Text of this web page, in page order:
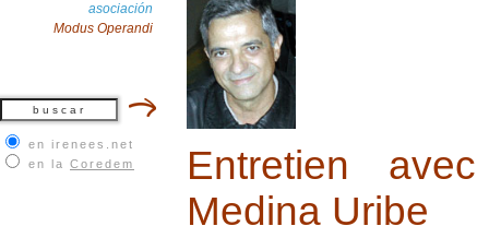
asociación
Modus Operandi
en irenees.net
en la Coredem
Entretien
Medina Uribe